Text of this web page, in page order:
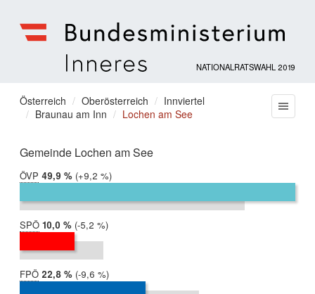
für
Inneres
NATIONALRATSWAHL 2019
Sie
befinden
hier:
Österreich Oberösterreich
Innviertel
Braunau am Inn
Lochen am See
Gemeinde Lochen am See
ÖVP 2019:
49,9 %
2017:
40,8 %
Differenz:
+9,2 %
SPÖ 2019:
10,0 %
2017:
15,2 %
Differenz:
-5,2 %
FPÖ 2019:
22,8 %
2017:
32,4 %
Differenz:
-9,6 %